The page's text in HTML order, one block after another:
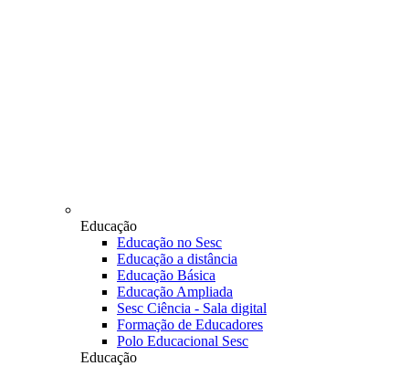
Educação
Educação no Sesc
Educação a distância
Educação Básica
Educação Ampliada
Sesc Ciência - Sala digital
Formação de Educadores
Polo Educacional Sesc
Educação